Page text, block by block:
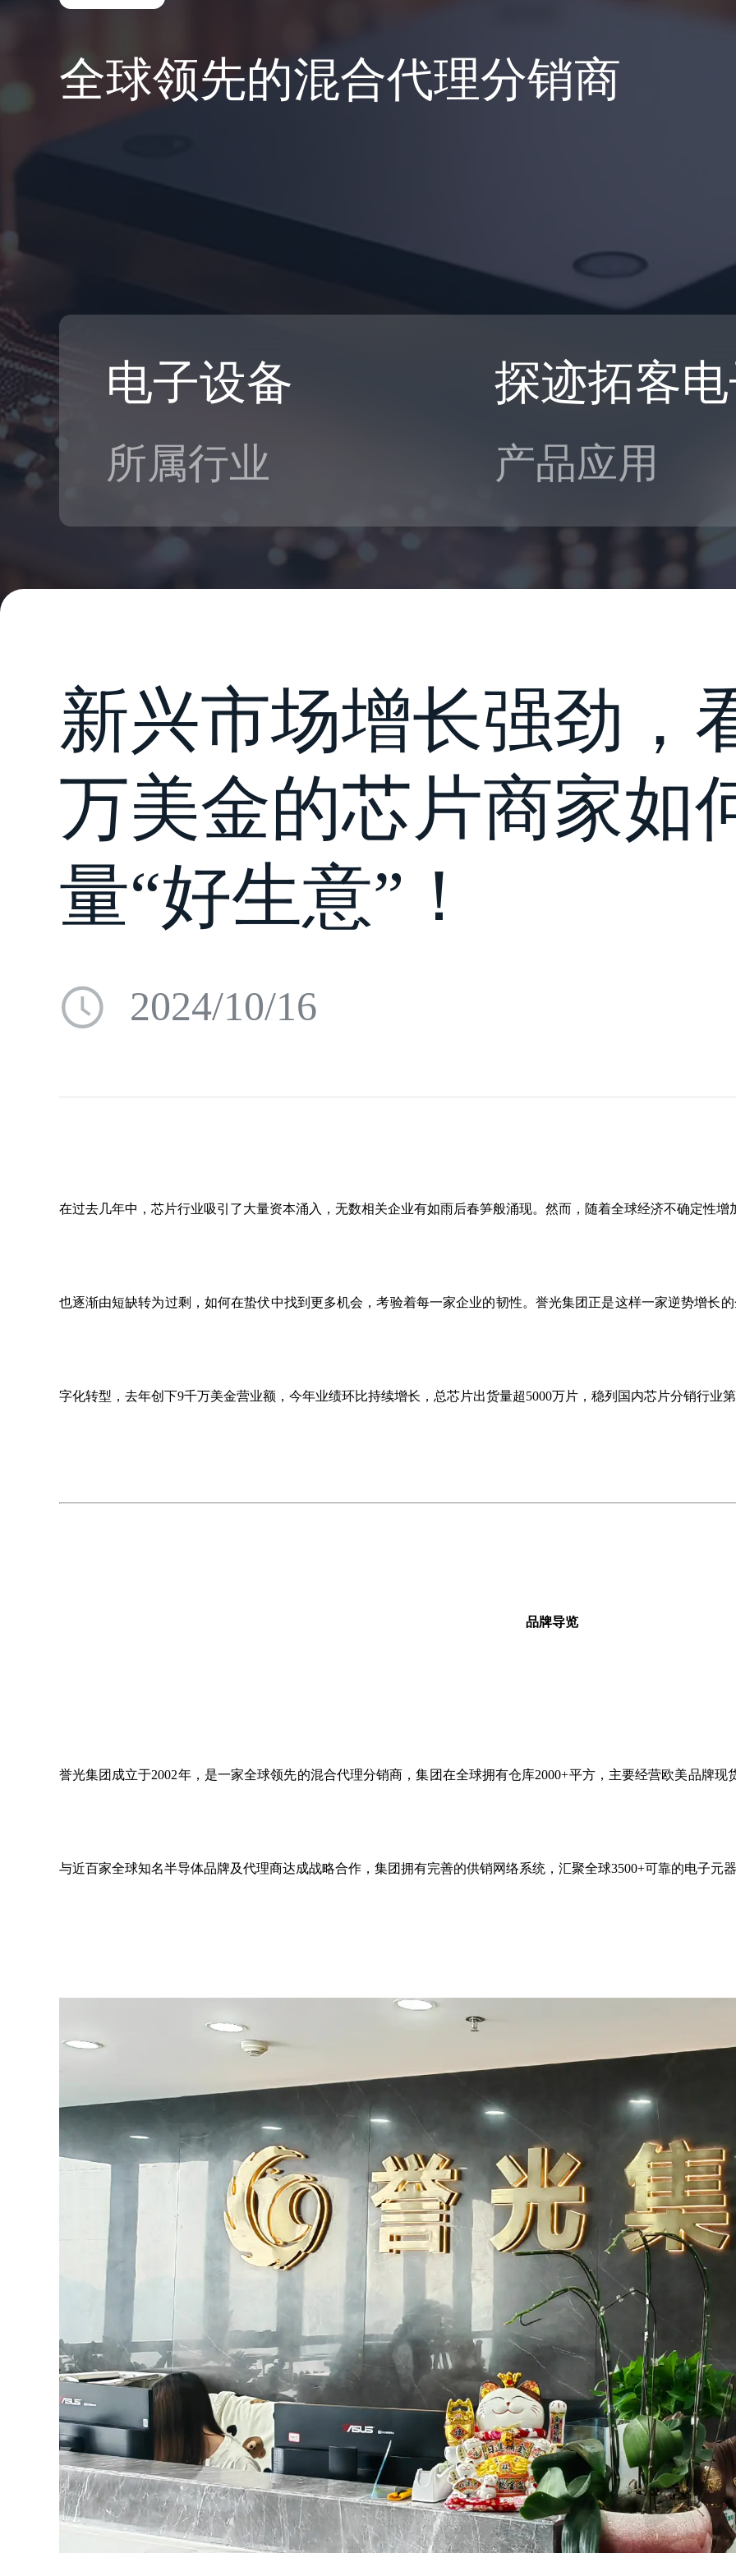
全球领先的混合代理分销商
电子设备
所属行业
探迹拓客
产品应用
新兴市场增长强劲，
万美金的芯片商家如
量“好生意”！
2024/10/16
在过去几年中，芯片行业吸引了大量资本涌入，无数相关企业有如雨后春笋般涌现。然而，随着全球经济不确定性
也逐渐由短缺转为过剩，如何在蛰伏中找到更多机会，考验着每一家企业的韧性。誉光集团正是这样一家逆势增长
字化转型，去年创下9千万美金营业额，今年业绩环比持续增长，总芯片出货量超5000万片，稳列国内芯片分销行业
品牌导览
誉光集团成立于2002年，是一家全球领先的混合代理分销商，集团在全球拥有仓库2000+平方，主要经营欧美品牌
与近百家全球知名半导体品牌及代理商达成战略合作，集团拥有完善的供销网络系统，汇聚全球3500+可靠的电子元